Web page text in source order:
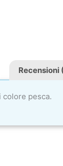
Recensioni
pesca.